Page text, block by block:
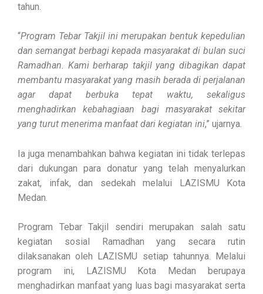
tahun.
“Program Tebar Takjil ini merupakan bentuk kepedulian
dan semangat berbagi kepada masyarakat di bulan suci
Ramadhan. Kami berharap takjil yang dibagikan dapat
membantu masyarakat yang masih berada di perjalanan
agar dapat berbuka tepat waktu, sekaligus
menghadirkan kebahagiaan bagi masyarakat sekitar
yang turut menerima manfaat dari kegiatan ini,” ujarnya.
Ia juga menambahkan bahwa kegiatan ini tidak terlepas
dari dukungan para donatur yang telah menyalurkan
zakat, infak, dan sedekah melalui LAZISMU Kota
Medan.
Program Tebar Takjil sendiri merupakan salah satu
kegiatan sosial Ramadhan yang secara rutin
dilaksanakan oleh LAZISMU setiap tahunnya. Melalui
program ini, LAZISMU Kota Medan berupaya
menghadirkan manfaat yang luas bagi masyarakat serta